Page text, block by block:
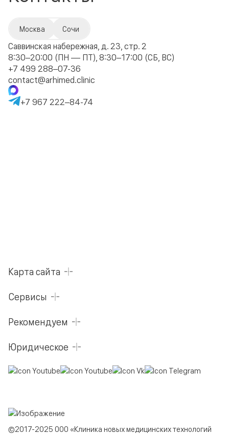
Москва Сочи
Саввинская набережная, д. 23, стр. 2
8:30–20:00 (ПН — ПТ), 8:30–17:00 (СБ, ВС)
+7 499 288–07-36
contact@arhimed.clinic
+7 967 222–84-74
Карта сайта
Сервисы
Рекомендуем
Юридическое
©2017-2025 ООО «Клиника новых медицинских технологий